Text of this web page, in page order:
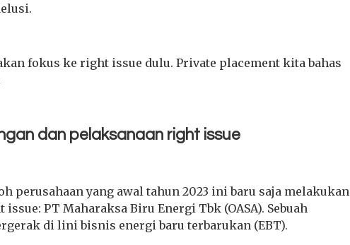
fokus ke right issue dulu. Private placement kita bahas
dan pelaksanaan right issue
perusahaan yang awal tahun 2023 ini baru saja melakukan
PT Maharaksa Biru Energi Tbk (OASA). Sebuah
di lini bisnis energi baru terbarukan (EBT).